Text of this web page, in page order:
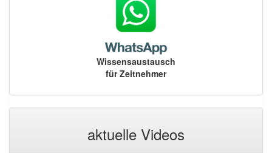
Wissensaustausch
für Zeitnehmer
aktuelle Videos